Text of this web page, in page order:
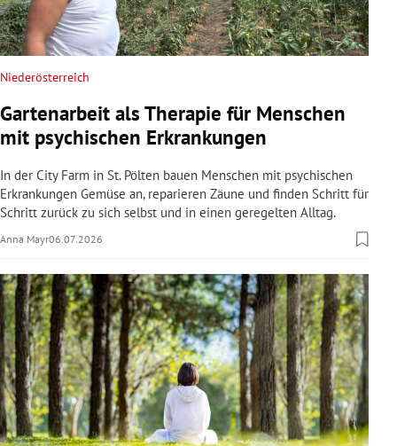
Niederösterreich
Gartenarbeit als Therapie für Menschen
mit psychischen Erkrankungen
In der City Farm in St. Pölten bauen Menschen mit psychischen
Erkrankungen Gemüse an, reparieren Zäune und finden Schritt für
Schritt zurück zu sich selbst und in einen geregelten Alltag.
Anna Mayr06.07.2026